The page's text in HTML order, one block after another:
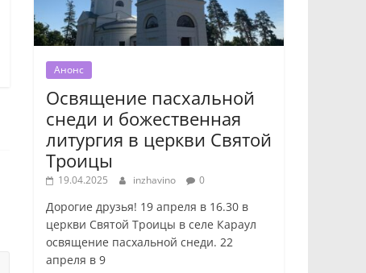
Анонс
Освящение пасхальной
снеди и божественная
литургия в церкви Святой
Троицы
19.04.2025 inzhavino 0
Дорогие друзья! 19 апреля в 16.30 в
церкви Святой Троицы в селе Караул
освящение пасхальной снеди. 22
апреля в 9